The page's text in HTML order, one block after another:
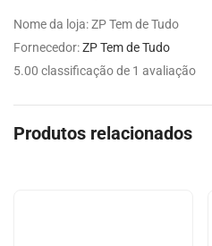
Nome da loja:ZP Tem de Tudo
Fornecedor:ZP Tem de Tudo
5.00 classificação de 1 avaliação
Produtos relacionados